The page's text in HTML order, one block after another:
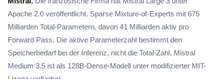
Apache 2.0 veröffentlicht. Sparse Mixture-of-Experts mit 675
Milliarden Total-Parametern, davon 41 Milliarden aktiv pro
Forward Pass. Die aktive Parameterzahl bestimmt den
Speicherbedarf bei der Inferenz, nicht die Total-Zahl. Mistral
Medium 3.5 ist als 128B-Dense-Modell unter modifizierter MIT-